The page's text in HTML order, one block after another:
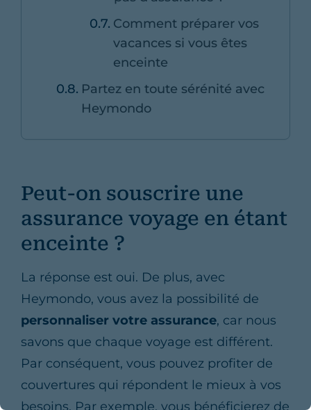
Comment préparer vos
vacances si vous êtes
enceinte
Partez en toute sérénité avec
Heymondo
Peut-on souscrire une
assurance voyage en étant
enceinte ?
La réponse est oui. De plus, avec
Heymondo, vous avez la possibilité de
personnaliser votre assurance, car nous
savons que chaque voyage est différent.
Par conséquent, vous pouvez profiter de
couvertures qui répondent le mieux à vos
besoins. Par exemple, vous bénéficierez de